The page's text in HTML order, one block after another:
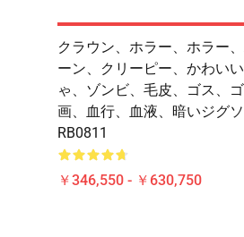
クラウン、ホラー、ホラー
ーン、クリーピー、かわい
ゃ、ゾンビ、毛皮、ゴス、
画、血行、血液、暗いジグ
RB0811
￥346,550 - ￥630,750